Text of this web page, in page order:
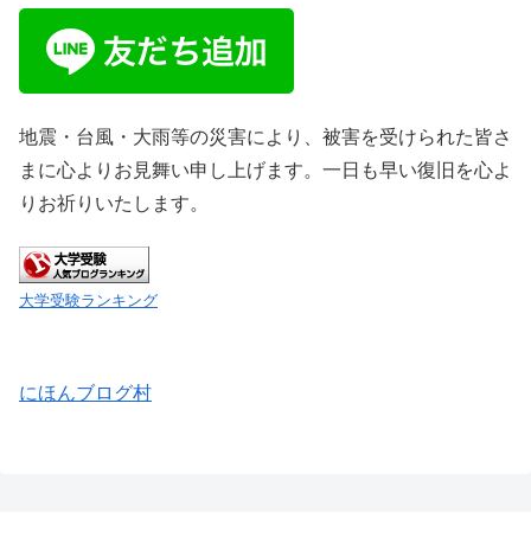
地震・台風・大雨等の災害により、被害を受けられた皆さ
まに心よりお見舞い申し上げます。一日も早い復旧を心よ
りお祈りいたします。
大学受験ランキング
にほんブログ村